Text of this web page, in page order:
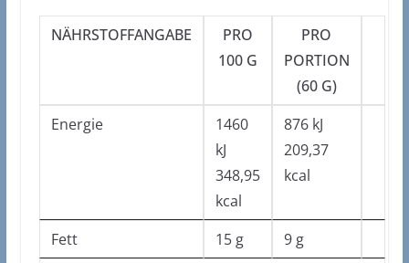
NÄHRSTOFFANGABE
PRO
100 G
PRO
PORTION
(60 G)
Energie
1460
kJ
348,95
kcal
876 kJ
209,37
kcal
Fett 15 g
9 g